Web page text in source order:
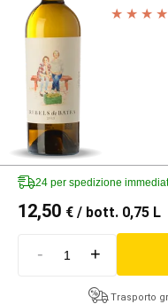
24 per spedizione
12,50 € / bott. 0,75 L
- +
Trasporto